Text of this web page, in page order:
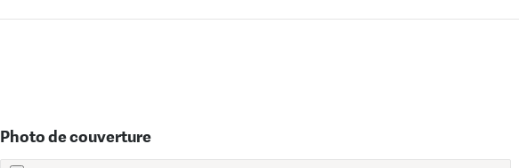
Photo de couverture